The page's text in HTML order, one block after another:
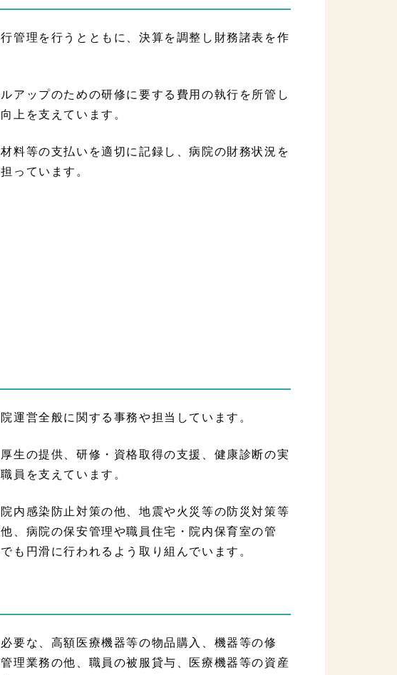
管理を行うとともに、決算を調整し財務諸表を作
アップのための研修に要する費用の執行を所管し
上を支えています。
料等の支払いを適切に記録し、病院の財務状況を
っています。
営全般に関する事務や担当しています。
生の提供、研修・資格取得の支援、健康診断の実
員を支えています。
内感染防止対策の他、地震や火災等の防災対策等
、病院の保安管理や職員住宅・院内保育室の管
も円滑に行われるよう取り組んでいます。
要な、高額医療機器等の物品購入、機器等の修
理業務の他、職員の被服貸与、医療機器等の資産